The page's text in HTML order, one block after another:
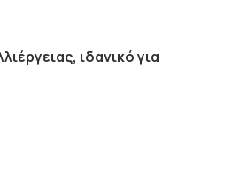
ιδανικό για